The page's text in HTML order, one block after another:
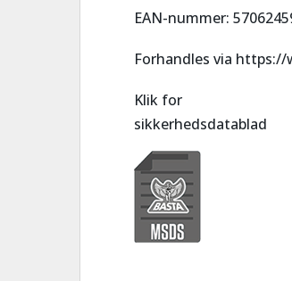
EAN-nummer:
Forhandles via
Klik for
sikkerhedsdatablad